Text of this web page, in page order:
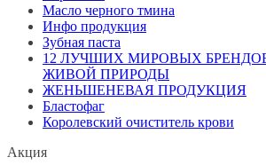
Масло черного тмина
Инфо продукция
Зубная паста
12 ЛУЧШИХ МИРОВЫХ
ЖИВОЙ ПРИРОДЫ
ЖЕНЬШЕНЕВАЯ ПРОДУКЦИЯ
Бластофаг
Королевский очиститель крови
Акция